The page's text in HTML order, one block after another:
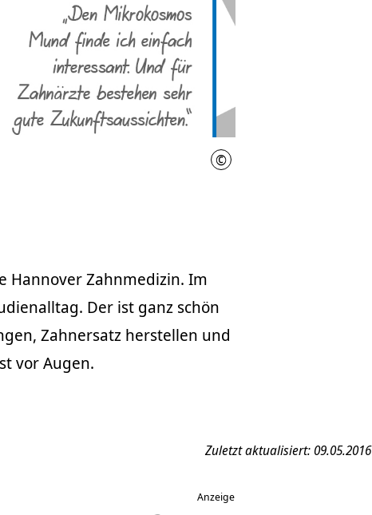
©IniWi
Hannover Zahnmedizin. Im
Der ist ganz schön
Zahnersatz herstellen und
vor Augen.
Zuletzt aktualisiert: 09.05.2016
Anzeige